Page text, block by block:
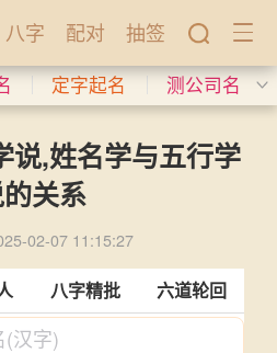
八字 配对 抽签
定字起名 测公司名
说,姓名学与五行学
关系
02-07 11:15:27
八字精批 六道轮回